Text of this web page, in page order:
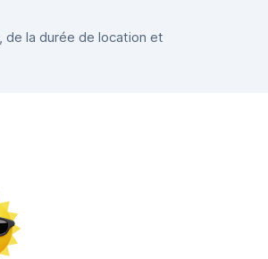
la durée de location et